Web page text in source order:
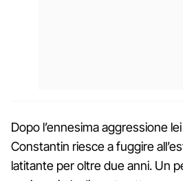
Dopo l’ennesima aggressione
Constantin riesce a fuggire
latitante per oltre due anni. Un